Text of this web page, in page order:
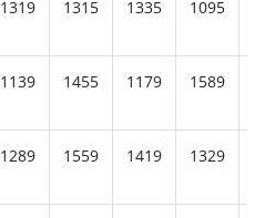
1319 1315 1335 1095
1139 1455 1179 1589
1289 1559 1419 1329